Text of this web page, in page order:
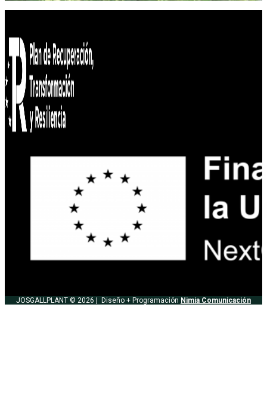
JOSGALLPLANT © 2026 | Diseño + Programación Nimia Comunicación